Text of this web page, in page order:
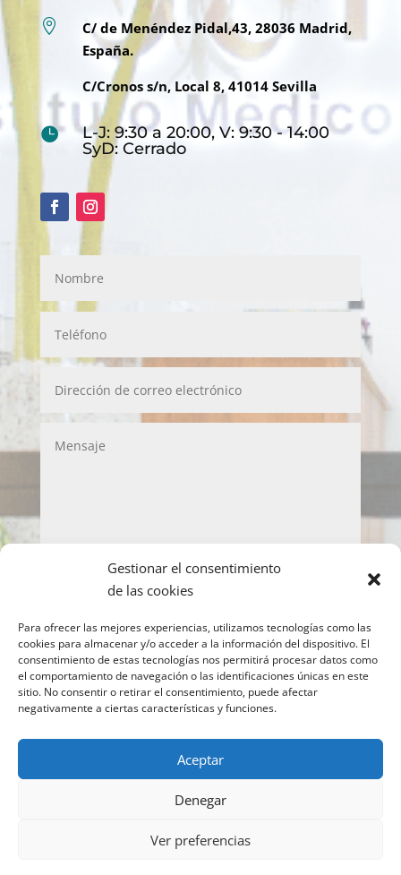
Gestionar el consentimiento
de las cookies
Para ofrecer las mejores experiencias, utilizamos tecnologías como las
cookies para almacenar y/o acceder a la información del dispositivo. El
consentimiento de estas tecnologías nos permitirá procesar datos como
el comportamiento de navegación o las identificaciones únicas en este
sitio. No consentir o retirar el consentimiento, puede afectar
negativamente a ciertas características y funciones.
Aceptar
Denegar
Ver preferencias

C/ de Menéndez Pidal,43, 28036 Madrid,
España.
C/Cronos s/n, Local 8, 41014 Sevilla

L-J: 9:30 a 20:00, V: 9:30 - 14:00
SyD: Cerrado
de datos
Enviar
Copyright © 2022 IMEOInformación para el
paciente Imeo. Aviso legal|Politica Cookies|
Política Privacidad| Atención al Paciente: